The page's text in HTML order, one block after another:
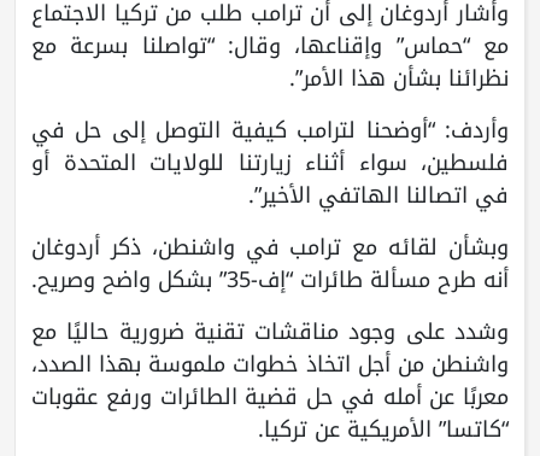
وأشار أردوغان إلى أن ترامب طلب من تركيا الاجتماع
مع “حماس” وإقناعها، وقال: “تواصلنا بسرعة مع
نظرائنا بشأن هذا الأمر”.
وأردف: “أوضحنا لترامب كيفية التوصل إلى حل في
فلسطين، سواء أثناء زيارتنا للولايات المتحدة أو
في اتصالنا الهاتفي الأخير”.
وبشأن لقائه مع ترامب في واشنطن، ذكر أردوغان
أنه طرح مسألة طائرات “إف-35” بشكل واضح وصريح.
وشدد على وجود مناقشات تقنية ضرورية حاليًا مع
واشنطن من أجل اتخاذ خطوات ملموسة بهذا الصدد،
معربًا عن أمله في حل قضية الطائرات ورفع عقوبات
“كاتسا” الأمريكية عن تركيا.